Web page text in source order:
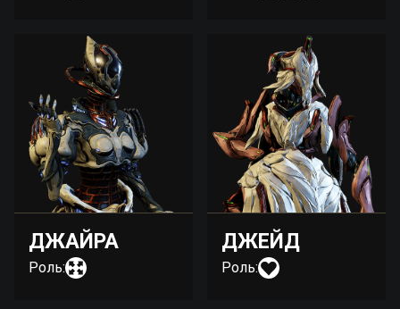
ДЖАЙРА
Роль:
ДЖЕЙД
Роль: